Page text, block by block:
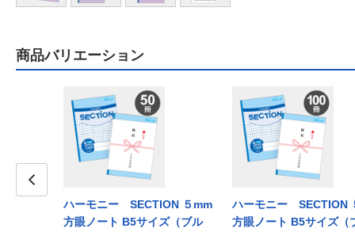
商品バリエーション
ハーモニー SECTION ５mm
方眼ノート B5サイズ（ブル
ハーモニー SECTION
方眼ノート B5サイズ（